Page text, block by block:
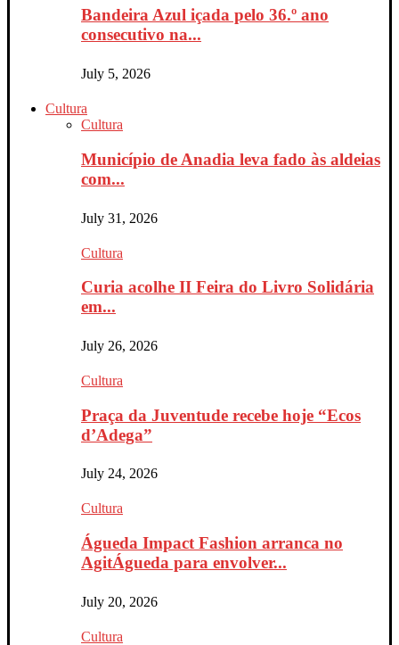
Bandeira Azul içada pelo 36.º ano
consecutivo na...
July 5, 2026
Cultura
Cultura
Município de Anadia leva fado às aldeias
com...
July 31, 2026
Cultura
Curia acolhe II Feira do Livro Solidária
em...
July 26, 2026
Cultura
Praça da Juventude recebe hoje “Ecos
d’Adega”
July 24, 2026
Cultura
Águeda Impact Fashion arranca no
AgitÁgueda para envolver...
July 20, 2026
Cultura